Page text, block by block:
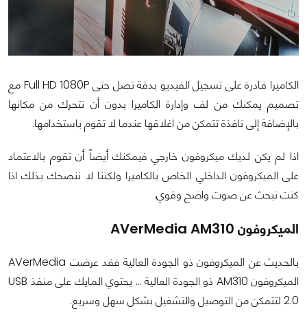
الكاميرا قادرة على تسجيل الفيديو بدقة تصل حتى Full HD 1080P مع
تصميم يمكنك من لف وإدارة الكاميرا بدون أن تتحرك من مكانها
بالإضافة إلى نافذة تتمكن من اغلاقها عندما لا تقوم باستخدامها.
اذا لم يكن لديك ميكروفون خارجي فيمكنك أيضاً أن تقوم بالاعتماد
على الميكروفون الداخلي الخاص بالكاميرا ولكننا لا ننصحك بذلك اذا
كنت تبحث عن صوت واضح وقوي.
الميكروفون AVerMedia AM310
بالحديث عن الميكروفون ذو الجودة العالية فقد عرضت AVerMedia
الميكروفون AM310 ذو الجودة العالية ... يحتوي المايك على منفذ USB
2.0 لتتمكن من التوصيل والتشغيل بشكل سهل وسريع.